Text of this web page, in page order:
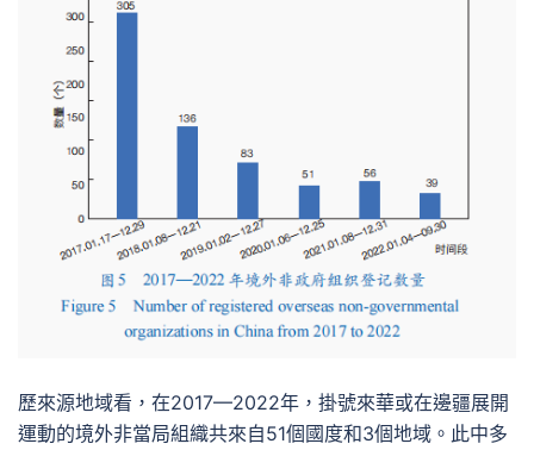
歷來源地域看，在2017—2022年，掛號來華或在邊疆展開
運動的境外非當局組織共來自51個國度和3個地域。此中多